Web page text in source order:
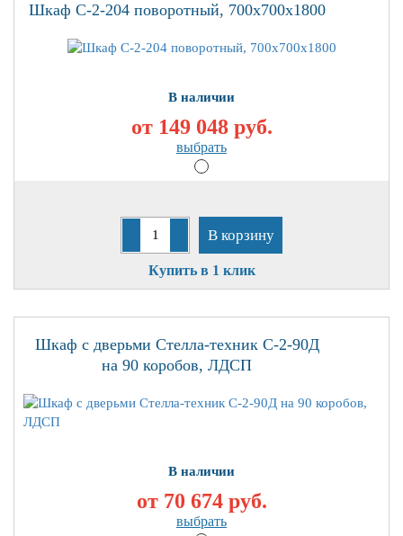
Шкаф С-2-204 поворотный, 700х700х1800
В наличии
от 149 048руб.
выбрать
В корзину
Купить в 1 клик
Шкаф с дверьми Стелла-техник С-2-90Д
на 90 коробов, ЛДСП
В наличии
от 70 674руб.
выбрать